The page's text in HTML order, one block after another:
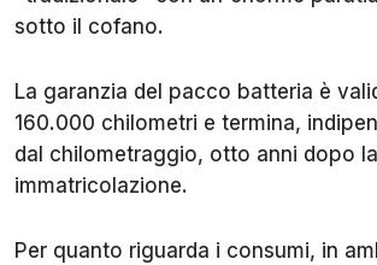
sotto il cofano.
La garanzia del pacco batteria è
160.000 chilometri e termina,
dal chilometraggio, otto anni dopo
immatricolazione.
Per quanto riguarda i consumi, in